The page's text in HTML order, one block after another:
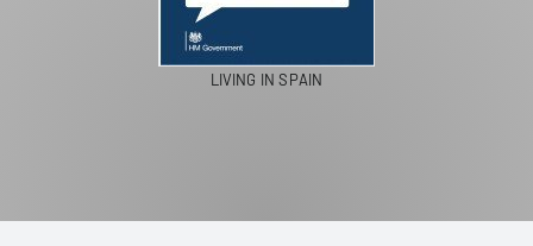
LIVING IN SPAIN